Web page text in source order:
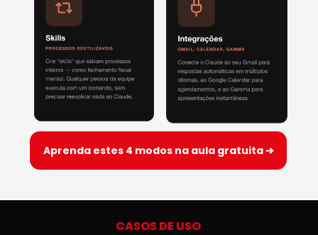
Aprenda estes 4 modos na aula gratuita ➔
CASOS DE USO